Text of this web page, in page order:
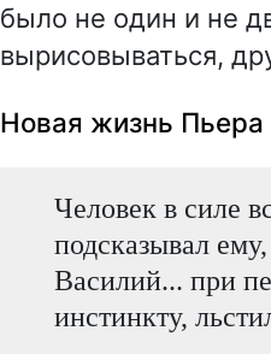
было не один и не
вырисовываться,
Новая жизнь Пьера
Человек в силе
подсказывал
Василий... при
инстинкту,